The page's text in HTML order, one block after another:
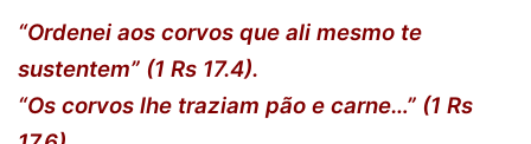
“Ordenei aos corvos que ali mesmo te
sustentem” (1 Rs 17.4).
“Os corvos lhe traziam pão e carne…” (1 Rs